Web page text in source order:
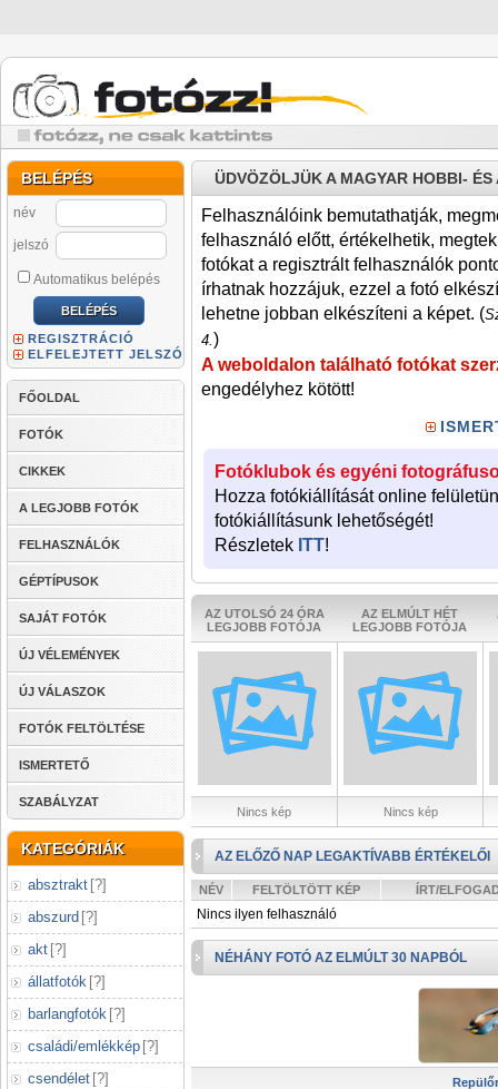
BELÉPÉS
név
jelszó
Automatikus belépés
REGISZTRÁCIÓ
ELFELEJTETT JELSZÓ
FŐOLDAL
FOTÓK
CIKKEK
A LEGJOBB FOTÓK
FELHASZNÁLÓK
GÉPTÍPUSOK
SAJÁT FOTÓK
ÚJ VÉLEMÉNYEK
ÚJ VÁLASZOK
FOTÓK FELTÖLTÉSE
ISMERTETŐ
SZABÁLYZAT
KATEGÓRIÁK
absztrakt [?]
abszurd [?]
akt [?]
állatfotók [?]
barlangfotók [?]
családi/emlékkép [?]
csendélet [?]
ÜDVÖZÖLJÜK A MAGYAR HOBBI-
Felhasználóink bemutathatják,
felhasználó előtt, értékelhetik,
fotókat a regisztrált felhasználók
írhatnak hozzájuk, ezzel a fotó
lehetne jobban elkészíteni a képet. (
4.)
A weboldalon található fotókat
engedélyhez kötött!
Fotóklubok és egyéni
Hozza fotókiállítását online
fotókiállításunk lehetőségét!
Részletek ITT!
AZ UTOLSÓ 24 ÓRA
LEGJOBB FOTÓJA
AZ ELMÚLT HÉT
LEGJOBB FOTÓJA
Nincs kép Nincs kép
AZ ELŐZŐ NAP LEGAKTÍVABB ÉRTÉKELŐI
NÉV FELTÖLTÖTT KÉP ÍRT/
Nincs ilyen felhasználó
NÉHÁNY FOTÓ AZ ELMÚLT 30 NAPBÓL